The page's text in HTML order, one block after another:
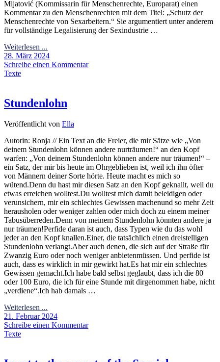
Mijatović (Kommissarin für Menschenrechte, Europarat) einen
Kommentar zu den Menschenrechten mit dem Titel: „Schutz der
Menschenrechte von Sexarbeitern.“ Sie argumentiert unter anderem
für vollständige Legalisierung der Sexindustrie …
Weiterlesen ...
28. März 2024
Schreibe einen Kommentar
Texte
Stundenlohn
Veröffentlicht von Ella
Autorin: Ronja // Ein Text an die Freier, die mir Sätze wie „Von
deinem Stundenlohn können andere nurträumen!“ an den Kopf
warfen: „Von deinem Stundenlohn können andere nur träumen!“ –
ein Satz, der mir bis heute im Ohrgeblieben ist, weil ich ihn öfter
von Männern deiner Sorte hörte. Heute macht es mich so
wütend.Denn du hast mir diesen Satz an den Kopf geknallt, weil du
etwas erreichen wolltest.Du wolltest mich damit beleidigen oder
verunsichern, mir ein schlechtes Gewissen machenund so mehr Zeit
herausholen oder weniger zahlen oder mich doch zu einem meiner
Tabusüberreden.Denn von meinem Stundenlohn könnten andere ja
nur träumen!Perfide daran ist auch, dass Typen wie du das wohl
jeder an den Kopf knallen.Einer, die tatsächlich einen dreistelligen
Stundenlohn verlangt.Aber auch denen, die sich auf der Straße für
Zwanzig Euro oder noch weniger anbietenmüssen. Und perfide ist
auch, dass es wirklich in mir gewirkt hat.Es hat mir ein schlechtes
Gewissen gemacht.Ich habe bald selbst geglaubt, dass ich die 80
oder 100 Euro, die ich für eine Stunde mit dirgenommen habe, nicht
„verdiene“.Ich hab damals …
Weiterlesen ...
21. Februar 2024
Schreibe einen Kommentar
Texte